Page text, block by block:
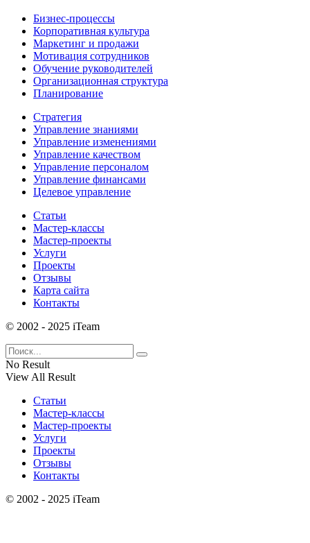
Бизнес-процессы
Корпоративная культура
Маркетинг и продажи
Мотивация сотрудников
Обучение руководителей
Организационная структура
Планирование
Стратегия
Управление знаниями
Управление изменениями
Управление качеством
Управление персоналом
Управление финансами
Целевое управление
Статьи
Мастер-классы
Мастер-проекты
Услуги
Проекты
Отзывы
Карта сайта
Контакты
© 2002 - 2025 iTeam
No Result
View All Result
Статьи
Мастер-классы
Мастер-проекты
Услуги
Проекты
Отзывы
Контакты
© 2002 - 2025 iTeam